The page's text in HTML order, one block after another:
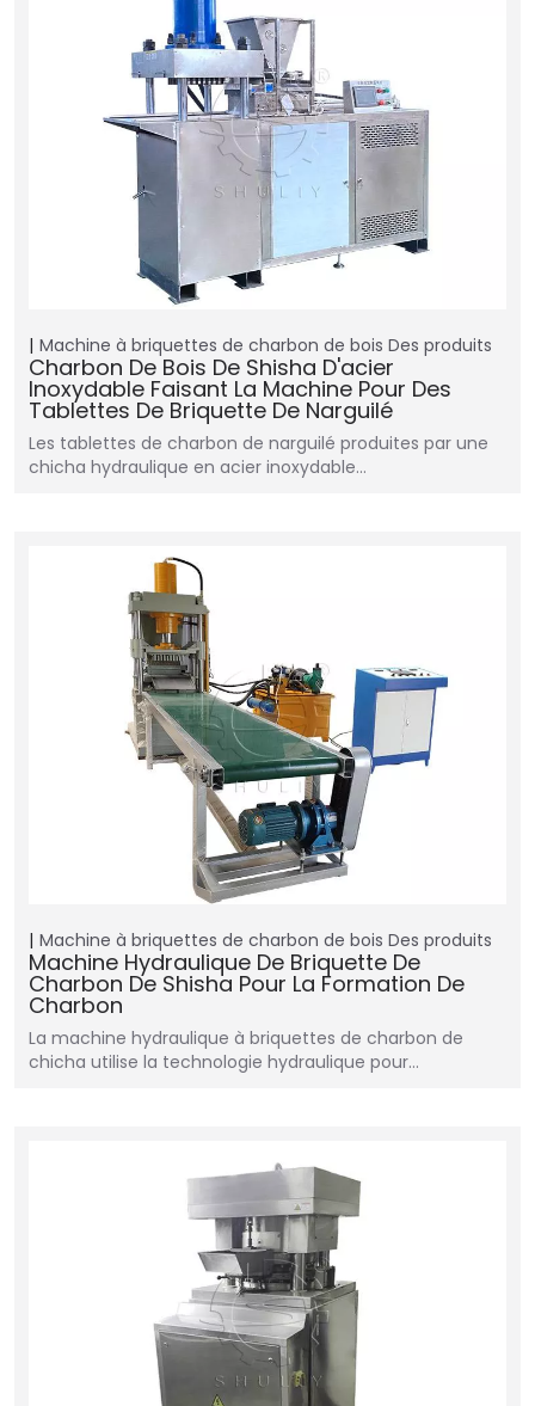
Machine à briquettes de charbon de bois Des produits
Charbon De Bois De Shisha D'acier
Inoxydable Faisant La Machine Pour Des
Tablettes De Briquette De Narguilé
Les tablettes de charbon de narguilé produites par une
chicha hydraulique en acier inoxydable…
Machine à briquettes de charbon de bois Des produits
Machine Hydraulique De Briquette De
Charbon De Shisha Pour La Formation De
Charbon
La machine hydraulique à briquettes de charbon de
chicha utilise la technologie hydraulique pour…